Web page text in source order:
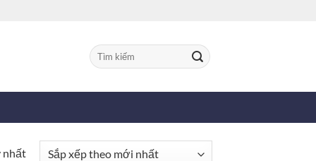
Tìm
kiếm:
nhất